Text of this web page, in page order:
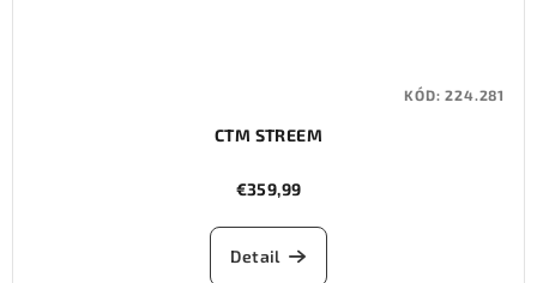
CTM STREEM
€359,99
Detail
KÓD:224.281